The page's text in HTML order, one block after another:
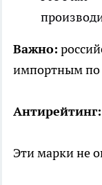
Важно:
импортным по
Эти марки не